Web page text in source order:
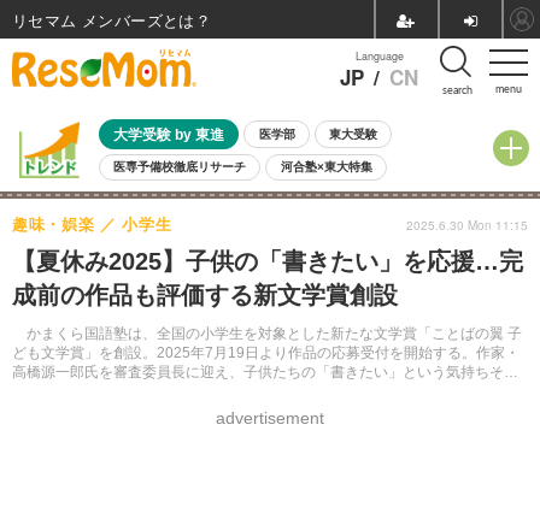
menu
Language
JP / CN search
大学受験 by 東進 医学部 東大受験
医専予備校徹底リサーチ 河合塾×東大特集
親子で考える大学選び 高校受験 中学受験 小学校受験
共通テスト 夏休み
8月開催イベント・WS 全国公立高校 過去問 人気記事
自由研究教材（小学生向け） 自由研究教材（中学生向け）
【夏休み2025】子供の「書きたい」を応援…完
成前の作品も評価する新文学賞創設
かまくら国語塾は、全国の小学生を対象とした新たな文学賞「ことばの翼 子
ども文学賞」を創設。2025年7月19日より作品の応募受付を開始する。作家・
高橋源一郎氏を審査委員長に迎え、子供たちの「書きたい」という気持ちその
趣味・娯楽 小学生
advertisement
2025.6.30 Mon 11:15
リセマム メンバーズ